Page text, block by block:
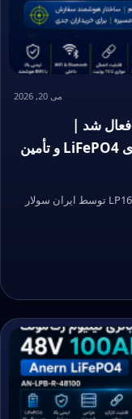
می 20, 2026
سبد ویژه باتری لیتیوم MUST LP1600 فعال شد |
ذخیره‌سازی انرژی خورشیدی با تکنولوژی LiFePO4 و تأمین
سبد ویژه باتری لیتیوم MUST LP1600 مدل LP16-48100 توسط ایران سولار